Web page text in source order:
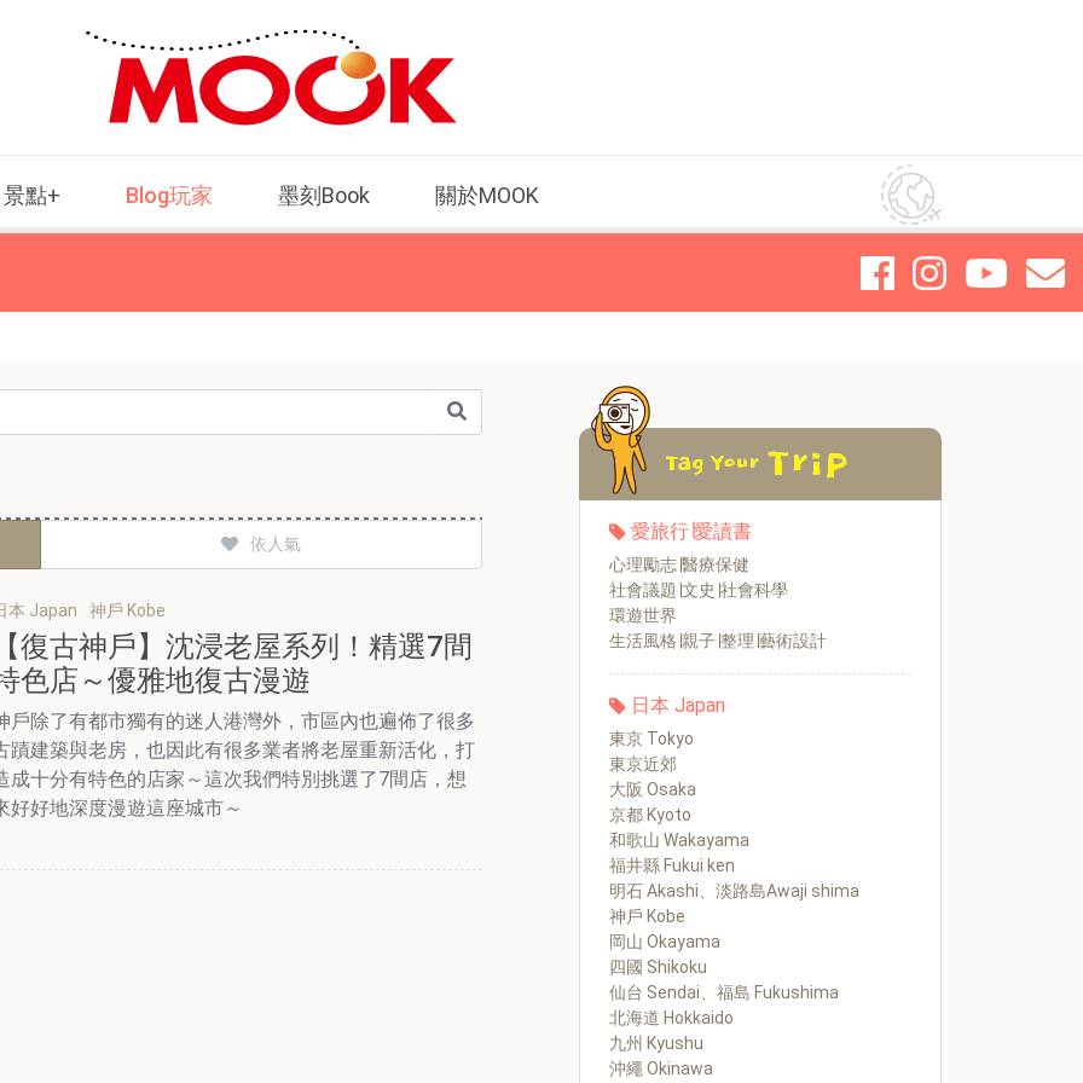
景點+ Blog玩家 墨刻Book 關於MOOK
依人氣
本 Japan 神戶 Kobe
復古神戶】沈浸老屋系列！精選7間
色店～優雅地復古漫遊
戶除了有都市獨有的迷人港灣外，市區內也遍佈了很多
蹟建築與老房，也因此有很多業者將老屋重新活化，打
成十分有特色的店家～這次我們特別挑選了7間店，想
好好地深度漫遊這座城市～
愛旅行∣愛讀書
心理勵志∣醫療保健
社會議題∣文史∣社會科學
環遊世界
生活風格∣親子∣整理∣藝術設計
日本 Japan
東京 Tokyo
東京近郊
大阪 Osaka
京都 Kyoto
和歌山 Wakayama
福井縣 Fukui ken
明石 Akashi、淡路島Awaji shima
神戶 Kobe
岡山 Okayama
四國 Shikoku
仙台 Sendai、福島 Fukushima
北海道 Hokkaido
九州 Kyushu
沖繩 Okinawa